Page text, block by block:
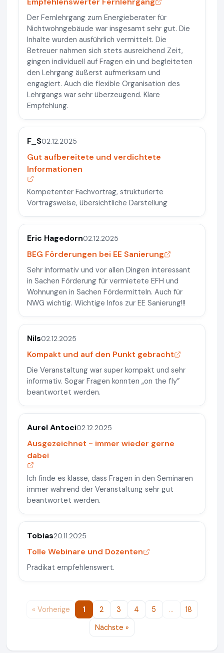
Der Fernlehrgang zum Energieberater für
Nichtwohngebäude war insgesamt sehr gut. Die
Inhalte wurden ausführlich vermittelt. Die
Betreuer nahmen sich stets ausreichend Zeit,
gingen individuell auf Fragen ein und begleiteten
den Lehrgang äußerst aufmerksam und
engagiert. Auch die flexible Organisation des
Lehrgangs war sehr überzeugend. Klare
Empfehlung.
F_S02.12.2025
Gut aufbereitete und verdichtete
Informationen
Kompetenter Fachvortrag, strukturierte
Vortragsweise, übersichtliche Darstellung
Eric Hagedorn02.12.2025
BEG Förderungen bei EE Sanierung
Sehr informativ und vor allen Dingen interessant
in Sachen Förderung für vermietete EFH und
Wohnungen in Sachen Fördermitteln. Auch für
NWG wichtig. Wichtige Infos zur EE Sanierung!!!
Nils02.12.2025
Kompakt und auf den Punkt gebracht
Die Veranstaltung war super kompakt und sehr
informativ. Sogar Fragen konnten „on the fly”
beantwortet werden.
Aurel Antoci02.12.2025
Ausgezeichnet - immer wieder gerne
dabei
Ich finde es klasse, dass Fragen in den Seminaren
immer während der Veranstaltung sehr gut
beantwortet werden.
Tobias20.11.2025
Tolle Webinare und Dozenten
Prädikat empfehlenswert.
« Vorherige 1 2 3 4 5 …
18
Nächste »